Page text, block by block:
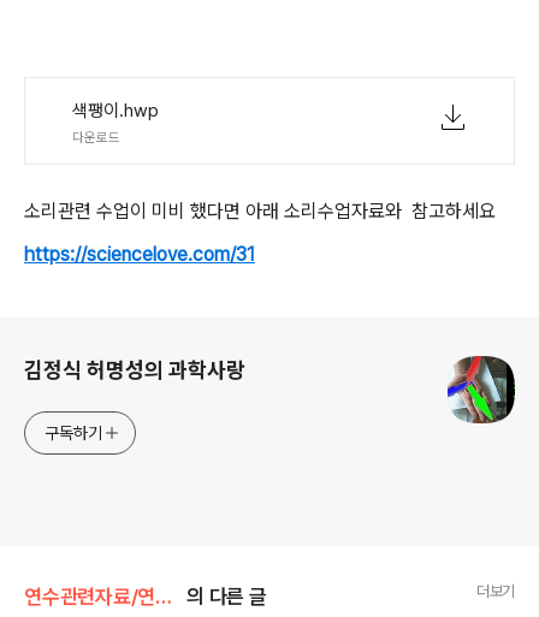
색팽이.hwp
다운로드
소리관련 수업이 미비 했다면 아래 소리수업자료와 참고하세요
https://sciencelove.com/31
김정식 허명성의 과학사랑
구독하기
연수관련자료/연수관련자료 의 다른 글 더보기